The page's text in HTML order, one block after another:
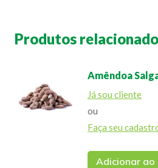
Produtos
Amêndoa
Já sou cliente
ou
Faça seu
Adicionar ao